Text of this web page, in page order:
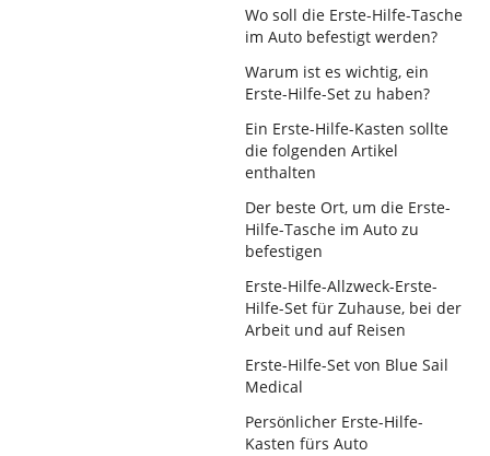
Wo soll die Erste-Hilfe-Tasche
im Auto befestigt werden?
Warum ist es wichtig, ein
Erste-Hilfe-Set zu haben?
Ein Erste-Hilfe-Kasten sollte
die folgenden Artikel
enthalten
Der beste Ort, um die Erste-
Hilfe-Tasche im Auto zu
befestigen
Erste-Hilfe-Allzweck-Erste-
Hilfe-Set für Zuhause, bei der
Arbeit und auf Reisen
Erste-Hilfe-Set von Blue Sail
Medical
Persönlicher Erste-Hilfe-
Kasten fürs Auto